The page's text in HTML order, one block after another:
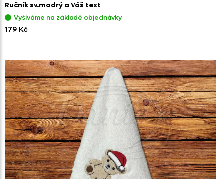
Ručník sv.modrý a Váš text
Vyšíváme na základě objednávky
179 Kč